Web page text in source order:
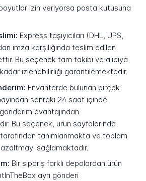
izin veriyorsa posta kutusuna
Express taşıyıcıları (DHL, UPS,
imza karşılığında teslim edilen
Bu seçenek tam takibi ve alıcıya
izlenebilirliği garantilemektedir.
Envanterde bulunan birçok
sonraki 24 saat içinde
avantajından
Bu seçenek, ürün sayfalarında
tanımlanmakta ve toplam
sağlamaktadır.
Bir sipariş farklı depolardan ürün
ayrı gönderi